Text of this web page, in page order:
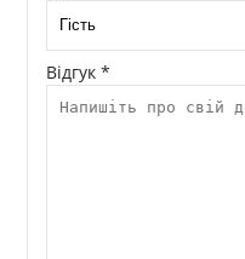
Відгук *